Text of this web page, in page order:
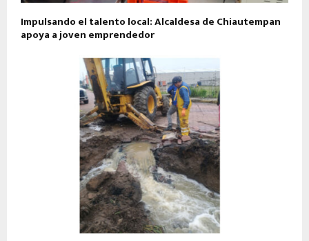
Impulsando el talento local: Alcaldesa de Chiautempan
apoya a joven emprendedor